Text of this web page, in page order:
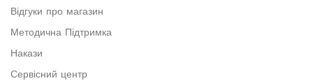
Відгуки про магазин
Методична Підтримка
Накази
Сервісний центр